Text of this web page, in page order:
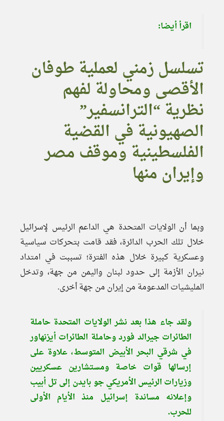
اقرأ أيضا:
تسلسل زمني لعملية طوفان
الأقصى ومحاولة لفهم
نظرية “الترانسفير”
الصهيونية في القضية
الفلسطينية وموقف مصر
وإيران منها
وبما أن الولايات المتحدة هي الداعم الرئيس لإسرائيل
خلال تلك الحرب الدائرة، فقد قامت بتحركات سياسية
وعسكرية كبيرة خلال هذه الفترة؛ تسببت في امتداد
نيران الأزمة إلى حدود لبنان واليمن من جهة، وتدخل
المليشيات المدعومة من إيران من جهة أخرى.
ولقد جاء هذا بعد نشر الولايات المتحدة حاملة
الطائرات جيرالد فورد وحاملة الطائرات أيزنهاور
في شرقي البحر الأبيض المتوسط، علاوة على
إرسالها قوات خاصة ومستشارين عسكريين
وزيارات الرئيس الأمريكي جو بايدن إلى تل أبيب
وإعلانه مساندة إسرائيل منذ الأيام الأولى
للحرب.